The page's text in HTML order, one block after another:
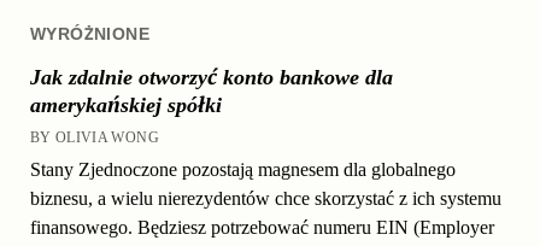
WYRÓŻNIONE
Jak zdalnie otworzyć konto bankowe dla
amerykańskiej spółki
BY OLIVIA WONG
Stany Zjednoczone pozostają magnesem dla globalnego
biznesu, a wielu nierezydentów chce skorzystać z ich systemu
finansowego. Będziesz potrzebować numeru EIN (Employer